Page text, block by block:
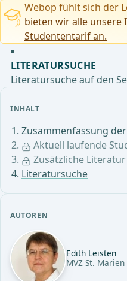
INHALT
Zusammenfassung
Aktuell laufende
Zusätzliche
Literatursuche
AUTOREN
Edith Leisten
MVZ St.
Webop fühlt sich der
bieten wir alle unsere
Studententarif an.
LITERATURSUCHE
Literatursuche auf den